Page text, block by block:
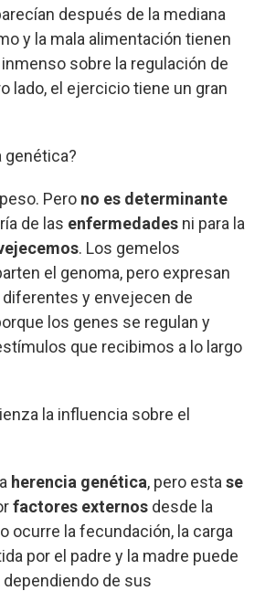
después de la mediana
y la mala alimentación tienen
sobre la regulación de
lado, el ejercicio tiene un gran
genética?
Pero no es determinante
de las enfermedades ni para la
. Los gemelos
el genoma, pero expresan
y envejecen de
los genes se regulan y
que recibimos a lo largo
la influencia sobre el
herencia genética, pero esta se
factores externos desde la
ocurre la fecundación, la carga
por el padre y la madre puede
dependiendo de sus